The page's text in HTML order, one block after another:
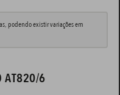
podendo existir variações em
AT820/6